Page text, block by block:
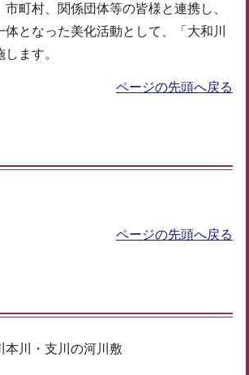
市町村、関係団体等の皆様と連携し、
となった美化活動として、「大和川
ます。
ページの先頭へ戻る
ページの先頭へ戻る
本川・支川の河川敷